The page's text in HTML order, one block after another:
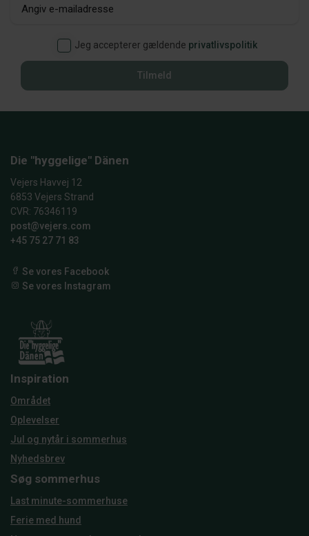
Jeg accepterer gældende privatlivspolitik
Tilmeld
Die "hyggelige" Dänen
Vejers Havvej 12
6853 Vejers Strand
CVR: 76346119
post@vejers.com
+45 75 27 71 83
Se vores Facebook
Se vores Instagram
Inspiration
Området
Oplevelser
Jul og nytår i sommerhus
Nyhedsbrev
Søg sommerhus
Last minute-sommerhuse
Ferie med hund